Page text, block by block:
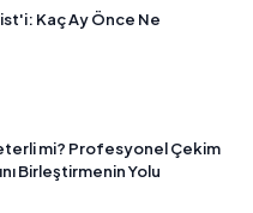
Kaç Ay Önce Ne
mi? Profesyonel Çekim
Birleştirmenin Yolu